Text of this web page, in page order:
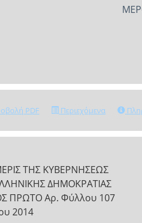
PDF Περιεχόμενα
ΤΗΣ ΚΥΒΕΡΝΗΣΕΩΣ
ΔΗΜΟΚΡΑΤΙΑΣ
ΠΡΩΤΟ Αρ. Φύλλου 107
2014